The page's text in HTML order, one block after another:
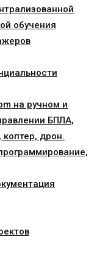
обучения
на ручном и
БПЛА,
коптер, дрон.